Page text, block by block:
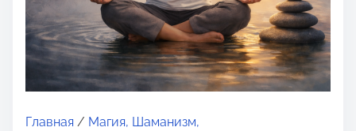
Главная / Магия, Шаманизм,